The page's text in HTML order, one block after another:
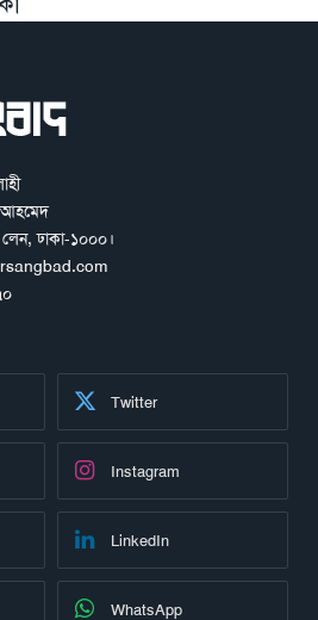
আহমেদ
ঢাকা-১০০০।
Twitter
Instagram
LinkedIn
WhatsApp